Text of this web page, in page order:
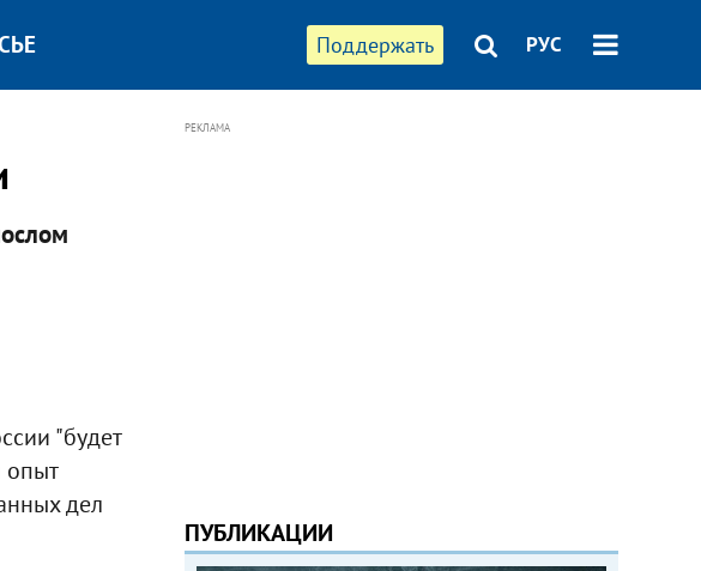
Поддержать РУС
"будет
опыт
дел
РЕКЛАМА
ПУБЛИКАЦИИ